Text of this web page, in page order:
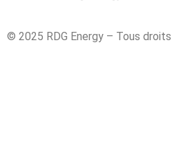
© 2025 RDG Energy – Tous droits